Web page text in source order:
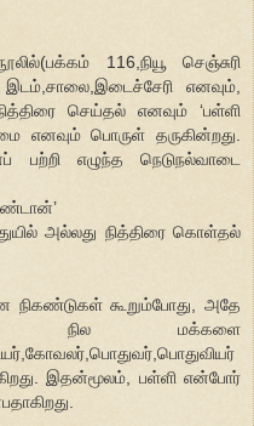
116,நியூ செஞ்சுரி
எனவும்,
செய்தல் எனவும் ‘பள்ளி
எனவும் பொருள் தருகின்றது.
பற்றி எழுந்த நெடுநல்வாடை
அல்லது நித்திரை கொள்தல்
என நிகண்டுகள் கூறும்போது, அதே
நில மக்களை
இதன்மூலம், பள்ளி என்போர்